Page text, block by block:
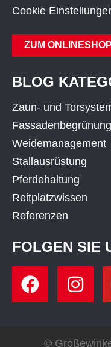
Cookie
ZUM
BLOG
Zaun- und
Fassadenbegrünung
Weidemanagement
Stallausrüstung
Pferdehaltung
Reitplatzwissen
Referenzen
FOLGEN SIE
©